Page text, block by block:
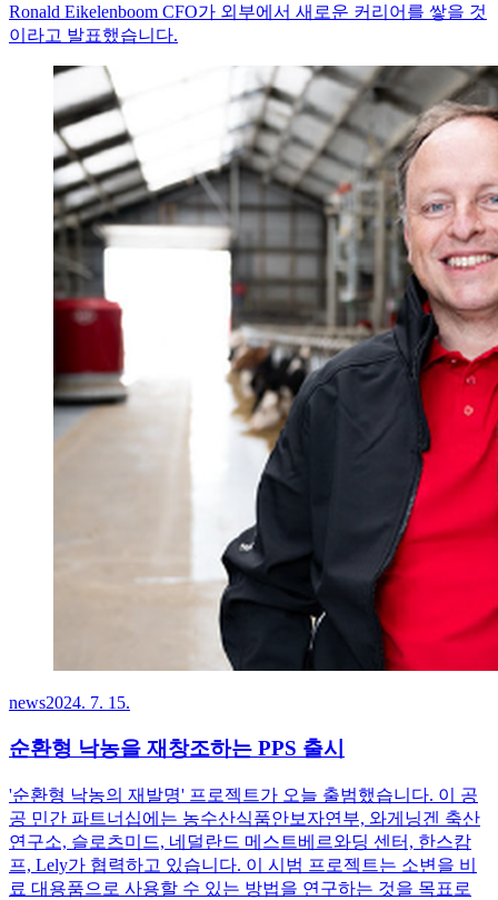
Ronald Eikelenboom CFO가 외부에서 새로운 커리어를 쌓을 것
이라고 발표했습니다.
news2024. 7. 15.
순환형 낙농을 재창조하는 PPS 출시
'순환형 낙농의 재발명' 프로젝트가 오늘 출범했습니다. 이 공
공 민간 파트너십에는 농수산식품안보자연부, 와게닝겐 축산
연구소, 슬로츠미드, 네덜란드 메스트베르와딩 센터, 한스캄
프, Lely가 협력하고 있습니다. 이 시범 프로젝트는 소변을 비
료 대용품으로 사용할 수 있는 방법을 연구하는 것을 목표로